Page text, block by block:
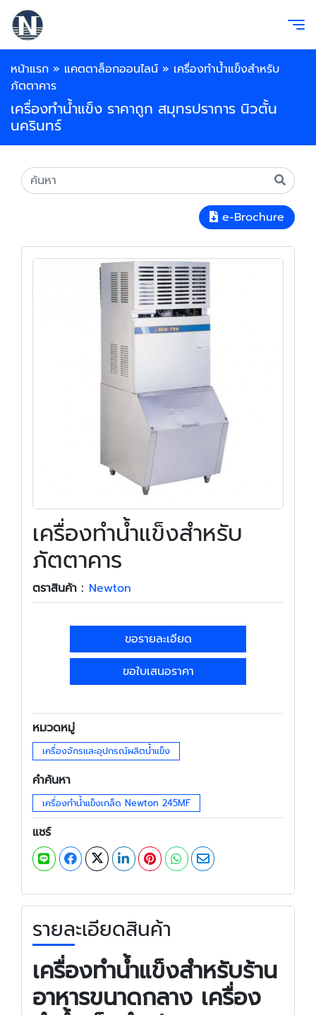
หน้าแรก » แคตตาล็อกออนไลน์ » เครื่องทำน้ำแข็งสำหรับ
ภัตตาคาร
เครื่องทำน้ำแข็ง ราคาถูก สมุทรปราการ นิวตั้น
นครินทร์
e-Brochure
เครื่องทำน้ำแข็งสำหรับ
ภัตตาคาร
ตราสินค้า : Newton
ขอรายละเอียด
ขอใบเสนอราคา
หมวดหมู่
เครื่องจักรและอุปกรณ์ผลิตน้ำแข็ง
คำค้นหา
เครื่องทำน้ำแข็งเกล็ด Newton 245MF
แชร์
รายละเอียดสินค้า
เครื่องทำน้ำแข็งสำหรับร้าน
อาหารขนาดกลาง เครื่อง